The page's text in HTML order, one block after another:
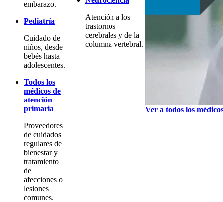
embarazo.
Pediatría
Cuidado de
niños, desde
bebés hasta
adolescentes.
Todos los
médicos de
atención
primaria
Proveedores
de cuidados
regulares de
bienestar y
tratamiento
de
afecciones o
lesiones
comunes.
Atención a los
trastornos
cerebrales y de la
columna vertebral.
Ver a todos los médicos